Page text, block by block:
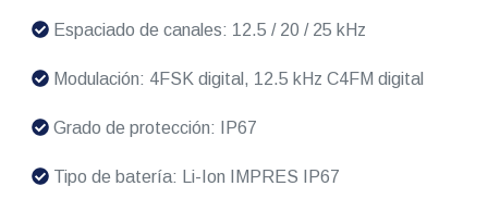
Espaciado de canales: 12.5 / 20 / 25 kHz
Modulación: 4FSK digital, 12.5 kHz C4FM digital
Grado de protección: IP67
Tipo de batería: Li-Ion IMPRES IP67